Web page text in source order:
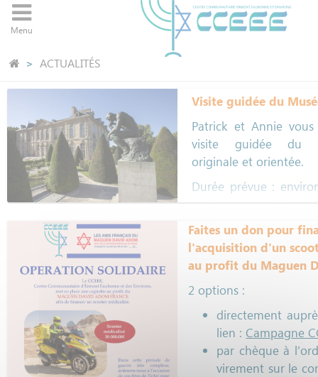
Panneau de gestion des cookies
Menu
ACTUALITÉS
Visite guidée du
Patrick et Annie
visite guidée du
originale et orientée.
Durée prévue :
Si vous êtes
contacter via le
Contactez-nous
Prix de l'entrée au
un adulte, gratuit
18 ans et les
avec leur
Accès :
Faites un don pour
l'acquisition d'un
au profit du Maguen
2 options :
directement
lien :Campagne
par chèque à
virement sur le